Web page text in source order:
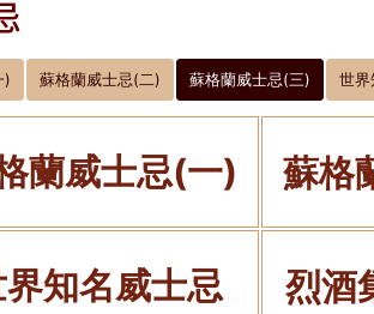
) 蘇格蘭威士忌(二) 蘇格蘭威士忌(三) 世
蘭威士忌(一) 蘇格
知名威士忌 烈酒